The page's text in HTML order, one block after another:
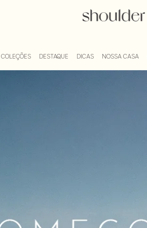
Blog Shoulder
COLEÇÕES DESTAQUE DICAS NOSSA CASA